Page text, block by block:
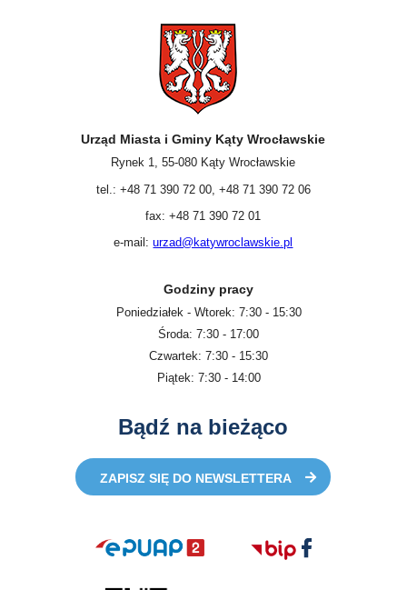
Urząd Miasta i Gminy Kąty Wrocławskie
Rynek 1, 55-080 Kąty Wrocławskie
tel.: +48 71 390 72 00, +48 71 390 72 06
fax: +48 71 390 72 01
e-mail:urzad@katywroclawskie.pl
Godziny pracy
Poniedziałek - Wtorek: 7:30 - 15:30
Środa: 7:30 - 17:00
Czwartek: 7:30 - 15:30
Piątek: 7:30 - 14:00
Bądź na bieżąco
ZAPISZ SIĘ DO NEWSLETTERA